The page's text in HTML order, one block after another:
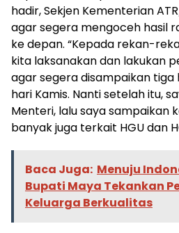
hadir, Sekjen Kementerian
agar segera mengoceh hasil
ke depan. “Kepada rekan-
kita laksanakan dan lakukan
agar segera disampaikan tiga
hari Kamis. Nanti setelah itu,
Menteri, lalu saya sampaikan
banyak juga terkait HGU dan
Baca Juga: Menuju
Bupati Maya Tekankan
Keluarga Berkualitas